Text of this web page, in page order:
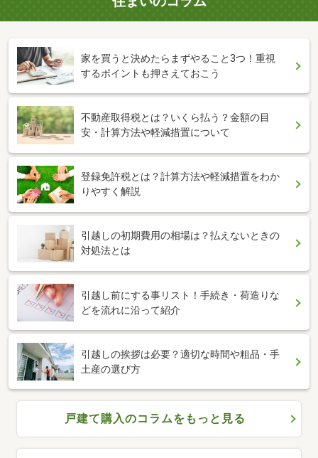
家を買うと決めたらまずやること3つ！重視
するポイントも押さえておこう
不動産取得税とは？いくら払う？金額の目
安・計算方法や軽減措置について
登録免許税とは？計算方法や軽減措置をわか
りやすく解説
引越しの初期費用の相場は？払えないときの
対処法とは
引越し前にする事リスト！手続き・荷造りな
どを流れに沿って紹介
引越しの挨拶は必要？適切な時間や粗品・手
土産の選び方
戸建て購入のコラムをもっと見る